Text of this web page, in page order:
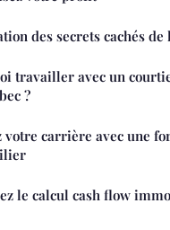
des secrets cachés
travailler avec un
?
votre carrière avec une
le calcul cash flow